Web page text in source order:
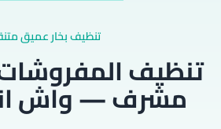
تنظيف بخار عميق
تنظيف المفروشات
مشرف — واش